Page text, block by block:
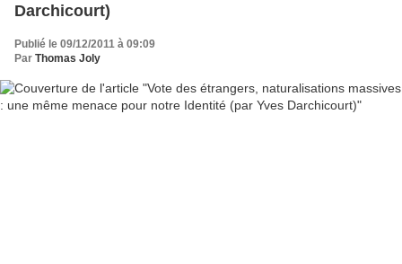
Darchicourt)
Publié le 09/12/2011 à 09:09
Par Thomas Joly